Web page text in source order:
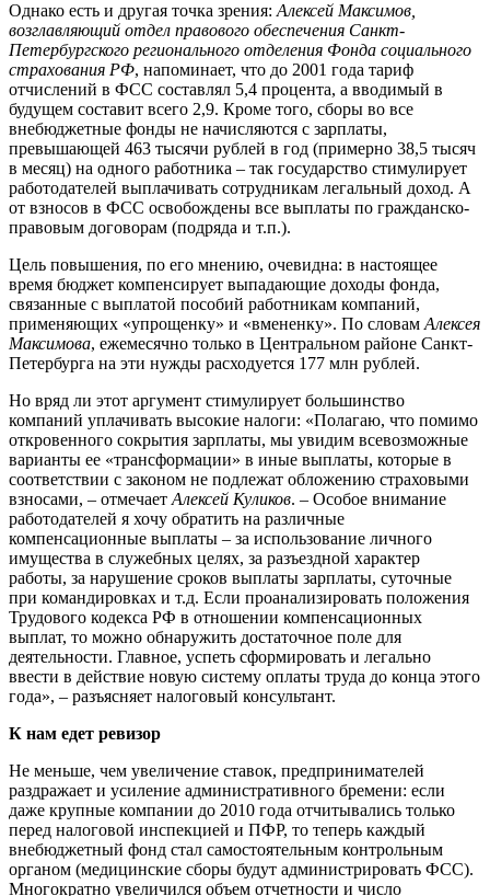
Однако есть и другая точка зрения: Алексей Максимов,
возглавляющий отдел правового обеспечения Санкт-
Петербургского регионального отделения Фонда социального
страхования РФ, напоминает, что до 2001 года тариф
отчислений в ФСС составлял 5,4 процента, а вводимый в
будущем составит всего 2,9. Кроме того, сборы во все
внебюджетные фонды не начисляются с зарплаты,
превышающей 463 тысячи рублей в год (примерно 38,5 тысяч
в месяц) на одного работника – так государство стимулирует
работодателей выплачивать сотрудникам легальный доход. А
от взносов в ФСС освобождены все выплаты по гражданско-
правовым договорам (подряда и т.п.).
Цель повышения, по его мнению, очевидна: в настоящее
время бюджет компенсирует выпадающие доходы фонда,
связанные с выплатой пособий работникам компаний,
применяющих «упрощенку» и «вмененку». По словам Алексея
Максимова, ежемесячно только в Центральном районе Санкт-
Петербурга на эти нужды расходуется 177 млн рублей.
Но вряд ли этот аргумент стимулирует большинство
компаний уплачивать высокие налоги: «Полагаю, что помимо
откровенного сокрытия зарплаты, мы увидим всевозможные
варианты ее «трансформации» в иные выплаты, которые в
соответствии с законом не подлежат обложению страховыми
взносами, – отмечает Алексей Куликов. – Особое внимание
работодателей я хочу обратить на различные
компенсационные выплаты – за использование личного
имущества в служебных целях, за разъездной характер
работы, за нарушение сроков выплаты зарплаты, суточные
при командировках и т.д. Если проанализировать положения
Трудового кодекса РФ в отношении компенсационных
выплат, то можно обнаружить достаточное поле для
деятельности. Главное, успеть сформировать и легально
ввести в действие новую систему оплаты труда до конца этого
года», – разъясняет налоговый консультант.
К нам едет ревизор
Не меньше, чем увеличение ставок, предпринимателей
раздражает и усиление административного бремени: если
даже крупные компании до 2010 года отчитывались только
перед налоговой инспекцией и ПФР, то теперь каждый
внебюджетный фонд стал самостоятельным контрольным
органом (медицинские сборы будут администрировать ФСС).
Многократно увеличился объем отчетности и число